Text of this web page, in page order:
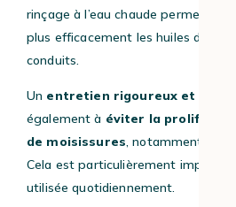
rinçage à l’eau chaude permet
plus efficacement les huiles de café
conduits.
Un entretien rigoureux et
également à éviter la
de moisissures, notamment dans
Cela est particulièrement
utilisée quotidiennement.